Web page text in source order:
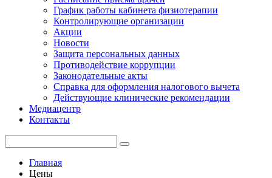
График работы кабинета физиотерапии
Контролирующие организации
Акции
Новости
Защита персональных данных
Противодействие коррупции
Законодательные акты
Справка для оформления налогового вычета
Действующие клинические рекомендации
Медиацентр
Контакты
Главная
Цены